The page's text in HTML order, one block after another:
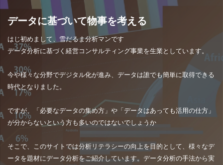
データに基づいて物事を考える
はじ初めまして、雪だるま分析マンです
データ分析に基づく経営コンサルティング事業を生業としています。
今や様々な分野でデジタル化が進み、データは誰でも簡単に取得できる
時代となりました。
ですが、「必要なデータの集め方」や「データはあっても活用の仕方」
が分からないという方も多いのではないでしょうか
そこで、このサイトでは分析リテラシーの向上を目的として、様々なデ
ータを題材にデータ分析をご紹介しています。データ分析の手法から実